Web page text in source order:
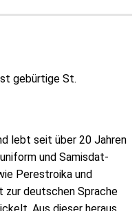
gebürtige St.
lebt seit über 20 Jahren
und Samisdat-
Perestroika und
zur deutschen Sprache